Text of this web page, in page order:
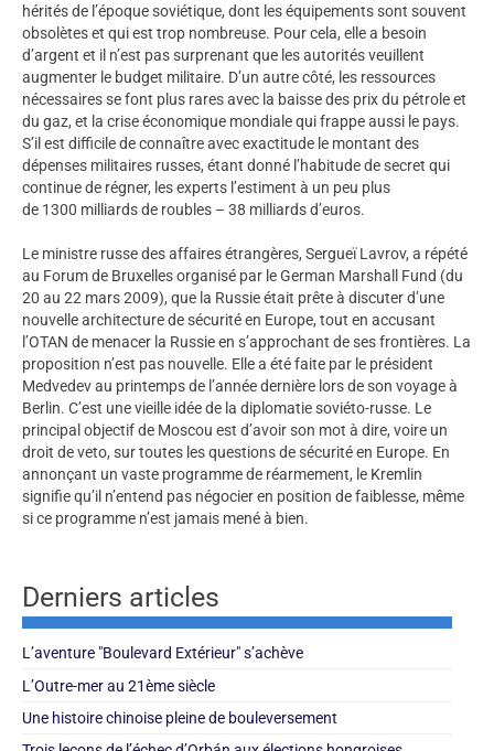
hérités de l’époque soviétique, dont les équipements sont souvent
obsolètes et qui est trop nombreuse. Pour cela, elle a besoin
d’argent et il n’est pas surprenant que les autorités veuillent
augmenter le budget militaire. D’un autre côté, les ressources
nécessaires se font plus rares avec la baisse des prix du pétrole et
du gaz, et la crise économique mondiale qui frappe aussi le pays.
S’il est difficile de connaître avec exactitude le montant des
dépenses militaires russes, étant donné l’habitude de secret qui
continue de régner, les experts l’estiment à un peu plus
de 1300 milliards de roubles – 38 milliards d’euros.
Le ministre russe des affaires étrangères, Sergueï Lavrov, a répété
au Forum de Bruxelles organisé par le German Marshall Fund (du
20 au 22 mars 2009), que la Russie était prête à discuter d’une
nouvelle architecture de sécurité en Europe, tout en accusant
l’OTAN de menacer la Russie en s’approchant de ses frontières. La
proposition n’est pas nouvelle. Elle a été faite par le président
Medvedev au printemps de l’année dernière lors de son voyage à
Berlin. C’est une vieille idée de la diplomatie soviéto-russe. Le
principal objectif de Moscou est d’avoir son mot à dire, voire un
droit de veto, sur toutes les questions de sécurité en Europe. En
annonçant un vaste programme de réarmement, le Kremlin
signifie qu’il n’entend pas négocier en position de faiblesse, même
si ce programme n’est jamais mené à bien.
Derniers articles
L’aventure "Boulevard Extérieur" s’achève
L’Outre-mer au 21ème siècle
Une histoire chinoise pleine de bouleversement